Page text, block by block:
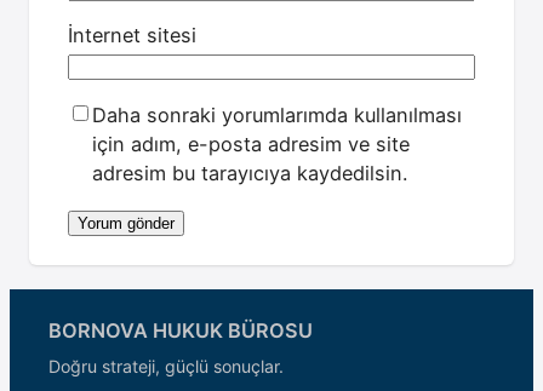
İnternet sitesi
Daha sonraki yorumlarımda kullanılması
için adım, e-posta adresim ve site
adresim bu tarayıcıya kaydedilsin.
BORNOVA HUKUK BÜROSU
Doğru strateji, güçlü sonuçlar.